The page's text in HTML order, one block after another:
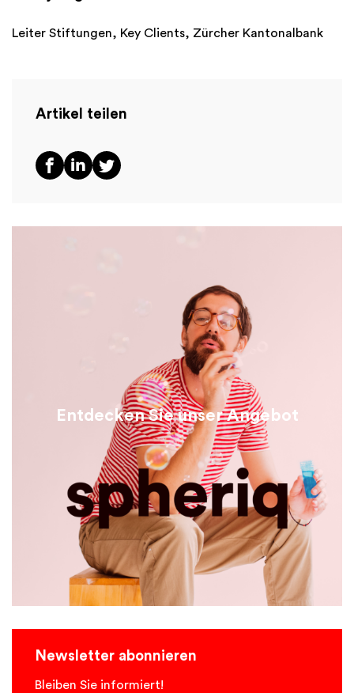
Leiter Stiftungen, Key Clients, Zürcher Kantonalbank
Artikel teilen
Entdecken Sie unser Angebot
Newsletter abonnieren
Bleiben Sie informiert!